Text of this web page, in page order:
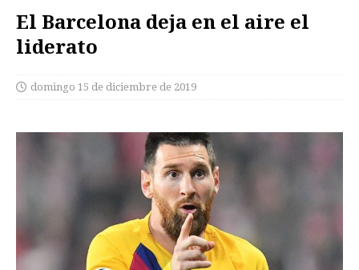
El Barcelona deja en el aire el
liderato
domingo 15 de diciembre de 2019